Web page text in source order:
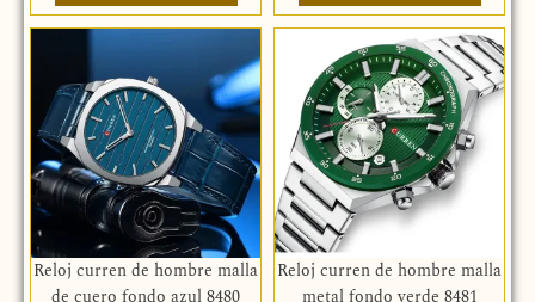
Reloj curren de hombre malla
de cuero fondo azul 8480
Reloj curren de hombre malla
metal fondo verde 8481